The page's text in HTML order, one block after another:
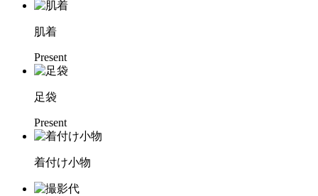
肌着
Present
足袋
Present
着付け小物